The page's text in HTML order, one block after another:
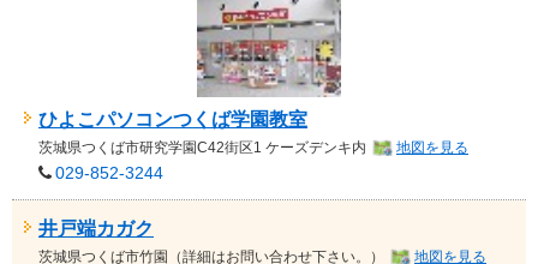
ひよこパソコンつくば学園教室
茨城県つくば市研究学園C42街区1 ケーズデンキ内 地図を見る
029-852-3244
井戸端カガク
茨城県つくば市竹園（詳細はお問い合わせ下さい。） 地図を見る